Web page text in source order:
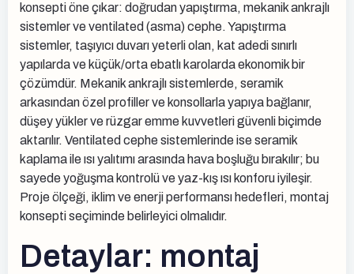
konsepti öne çıkar: doğrudan yapıştırma, mekanik ankrajlı
sistemler ve ventilated (asma) cephe. Yapıştırma
sistemler, taşıyıcı duvarı yeterli olan, kat adedi sınırlı
yapılarda ve küçük/orta ebatlı karolarda ekonomik bir
çözümdür. Mekanik ankrajlı sistemlerde, seramik
arkasından özel profiller ve konsollarla yapıya bağlanır,
düşey yükler ve rüzgar emme kuvvetleri güvenli biçimde
aktarılır. Ventilated cephe sistemlerinde ise seramik
kaplama ile ısı yalıtımı arasında hava boşluğu bırakılır; bu
sayede yoğuşma kontrolü ve yaz-kış ısı konforu iyileşir.
Proje ölçeği, iklim ve enerji performansı hedefleri, montaj
konsepti seçiminde belirleyici olmalıdır.
Detaylar: montaj